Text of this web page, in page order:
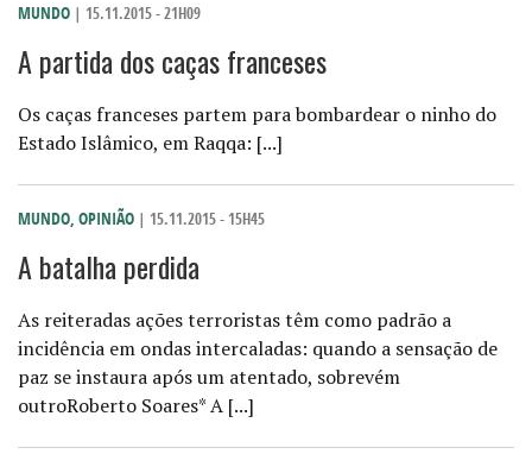
MUNDO | 15.11.2015 - 21H09
A partida dos caças franceses
Os caças franceses partem para bombardear o ninho do
Estado Islâmico, em Raqqa: [...]
MUNDO, OPINIÃO | 15.11.2015 - 15H45
A batalha perdida
As reiteradas ações terroristas têm como padrão a
incidência em ondas intercaladas: quando a sensação de
paz se instaura após um atentado, sobrevém
outroRoberto Soares* A [...]